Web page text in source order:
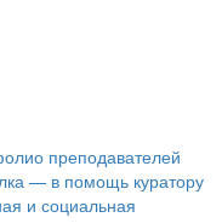
преподавателей
— в помощь куратору
и социальная